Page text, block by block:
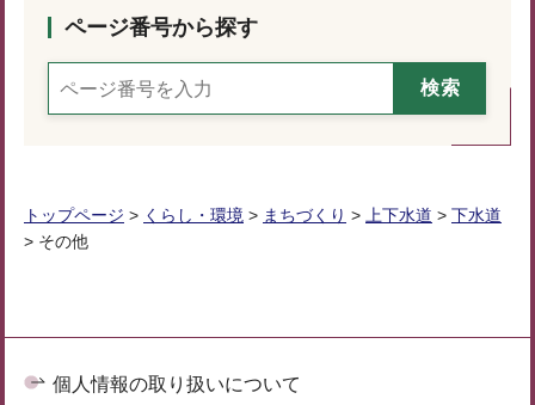
ページ番号から探す
トップページ > くらし・環境 > まちづくり > 上下水道 > 下水道
> その他
個人情報の取り扱いについて